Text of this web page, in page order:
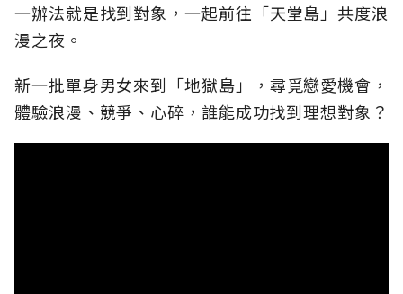
一辦法就是找到對象，一起前往「天堂島」共度浪
漫之夜。
新一批單身男女來到「地獄島」，尋覓戀愛機會，
體驗浪漫、競爭、心碎，誰能成功找到理想對象？